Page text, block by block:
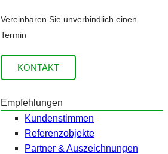
Vereinbaren Sie unverbindlich einen
Termin
KONTAKT
Empfehlungen
Kundenstimmen
Referenzobjekte
Partner & Auszeichnungen